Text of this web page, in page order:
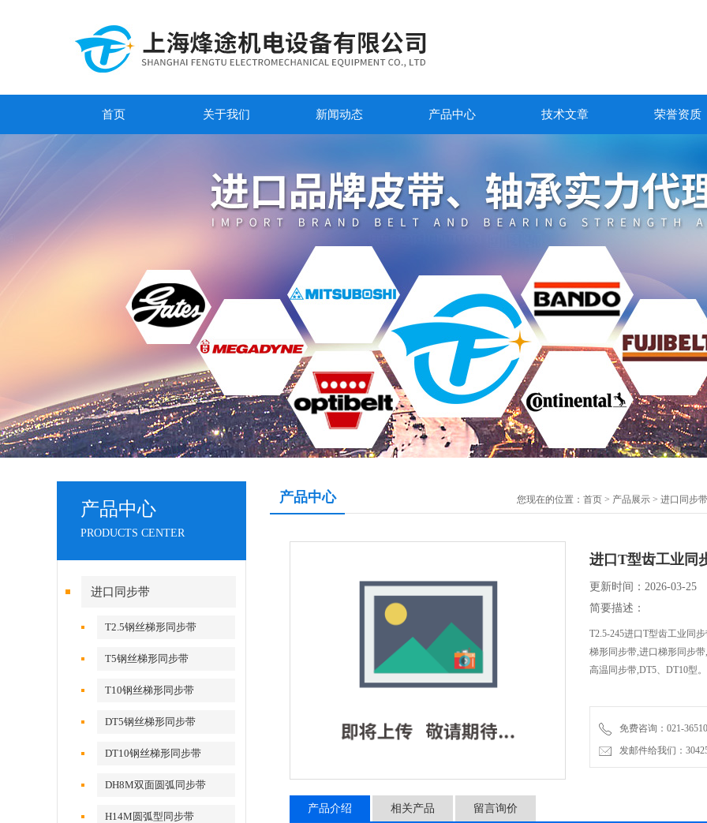
首页 关于我们 新闻动态 产品中心 技术文章 荣誉资质
产品中心
PRODUCTS CENTER
进口同步带
T2.5钢丝梯形同步带
T5钢丝梯形同步带
T10钢丝梯形同步带
DT5钢丝梯形同步带
DT10钢丝梯形同步带
DH8M双面圆弧同步带
H14M圆弧型同步带
产品中心 您现在的位置： 首页 > 产品展示 > 进口同步带
进口T型齿工业同
更新时间：2026-03-25
简要描述：
T2.5-245进口T型齿工业同
梯形同步带,进口梯形同步
高温同步带,DT5、DT10型
免费咨询：021-
发邮件给我们：
产品介绍 相关产品 留言询价